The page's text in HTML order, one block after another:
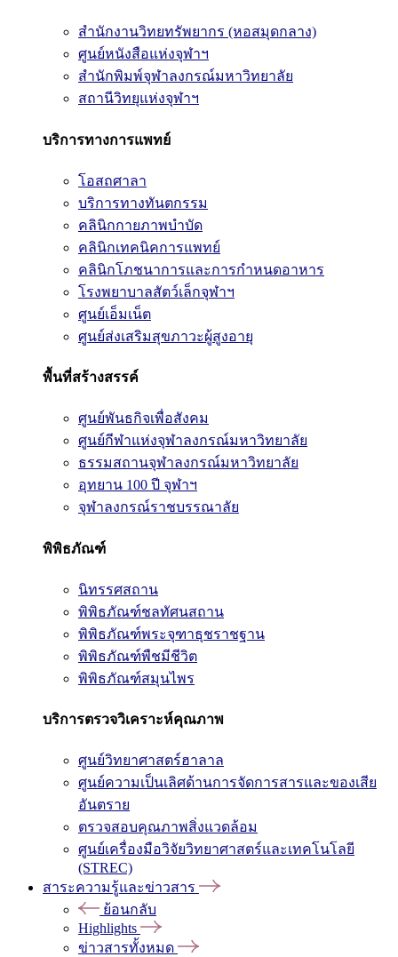
สำนักงานวิทยทรัพยากร (หอสมุดกลาง)
ศูนย์หนังสือแห่งจุฬาฯ
สำนักพิมพ์จุฬาลงกรณ์มหาวิทยาลัย
สถานีวิทยุแห่งจุฬาฯ
บริการทางการแพทย์
โอสถศาลา
บริการทางทันตกรรม
คลินิกกายภาพบำบัด
คลินิกเทคนิคการแพทย์
คลินิกโภชนาการและการกำหนดอาหาร
โรงพยาบาลสัตว์เล็กจุฬาฯ
ศูนย์เอ็มเน็ต
ศูนย์ส่งเสริมสุขภาวะผู้สูงอายุ
พื้นที่สร้างสรรค์
ศูนย์พันธกิจเพื่อสังคม
ศูนย์กีฬาแห่งจุฬาลงกรณ์มหาวิทยาลัย
ธรรมสถานจุฬาลงกรณ์มหาวิทยาลัย
อุทยาน 100 ปี จุฬาฯ
จุฬาลงกรณ์ราชบรรณาลัย
พิพิธภัณฑ์
นิทรรศสถาน
พิพิธภัณฑ์ชลทัศนสถาน
พิพิธภัณฑ์พระจุฑาธุชราชฐาน
พิพิธภัณฑ์พืชมีชีวิต
พิพิธภัณฑ์สมุนไพร
บริการตรวจวิเคราะห์คุณภาพ
ศูนย์วิทยาศาสตร์ฮาลาล
ศูนย์ความเป็นเลิศด้านการจัดการสารและของเสีย
อันตราย
ตรวจสอบคุณภาพสิ่งแวดล้อม
ศูนย์เครื่องมือวิจัยวิทยาศาสตร์และเทคโนโลยี
(STREC)
สาระความรู้และข่าวสาร
ย้อนกลับ
Highlights
ข่าวสารทั้งหมด